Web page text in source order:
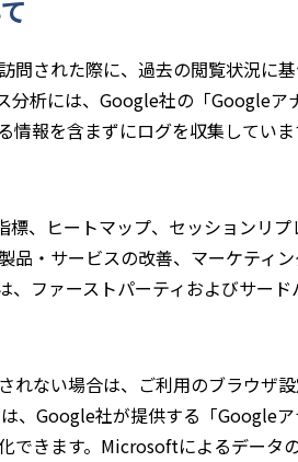
問された際に、過去の閲覧状況に
分析には、Google社の「Google
情報を含まずにログを収集してい
、ヒートマップ、セッションリ
品・サービスの改善、マーケティ
、ファーストパーティおよびサー
れない場合は、ご利用のブラウザ
、Google社が提供する「Google
できます。Microsoftによるデー